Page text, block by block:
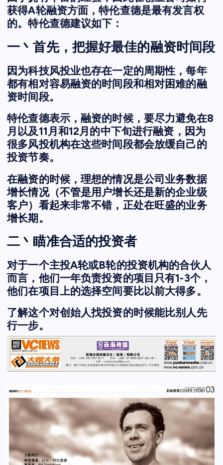
获得A轮融资方面，特伦查德是最有发言权
的。特伦查德建议如下：
一丶首先，把握好最佳的融资时间段
因为科技风投业也存在一定的周期性，每年
都有相对容易融资的时间段和相对困难的融
资时间段。
特伦查德表示，融资的时候，要尽力避免在8
月以及11月和12月的中下旬进行融资，因为
很多风投机构在这些时间段都会放缓自己的
投资节奏。
在融资的时候，理想的情况是公司业务数据
增长情况（不管是用户增长还是新的企业级
客户）看起来非常不错，正处在旺盛的业务
增长期。
二丶瞄准合适的投资者
对于一个主投A轮或B轮的投资机构的合伙人
而言，他们一年负责投资的项目只有1-3个，
他们在项目上的选择空间要比以前大得多。
了解这个对创始人找投资的时候能比别人先
行一步。